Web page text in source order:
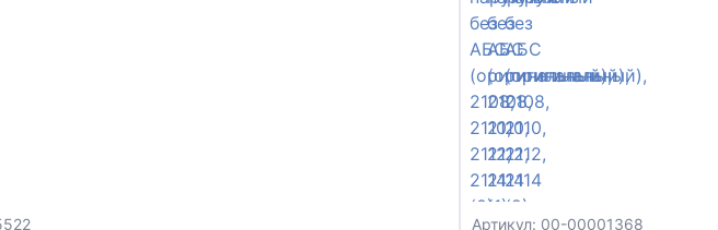
Артикул: 00-00001368